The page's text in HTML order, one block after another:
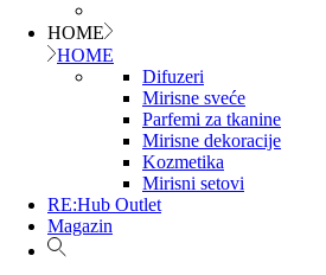
HOME
HOME
Difuzeri
Mirisne sveće
Parfemi za tkanine
Mirisne dekoracije
Kozmetika
Mirisni setovi
RE:Hub Outlet
Magazin